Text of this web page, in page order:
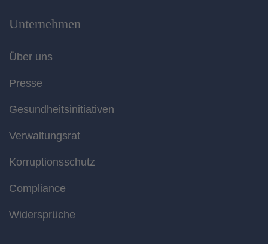
Unternehmen
Über uns
Presse
Gesundheitsinitiativen
Verwaltungsrat
Korruptionsschutz
Compliance
Widersprüche